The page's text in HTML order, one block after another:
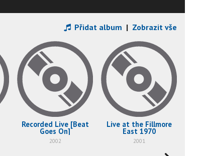
Přidat album | Zobrazit vše
Recorded Live [Beat
Goes On]
2002
Live at the Fillmore
East 1970
2001